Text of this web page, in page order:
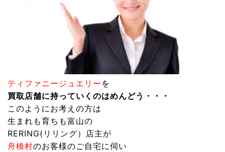
ティファニージュエリー を
買取店舗に持っていくのはめんどう・・・
このようにお考えの方は
生まれも育ちも富山の
RERING(リリング） 店主が
舟橋村のお客様のご自宅に伺い